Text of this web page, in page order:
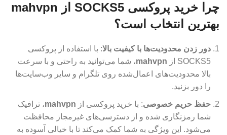
چرا خرید پروکسی SOCKS5 از mahvpn
بهترین انتخاب است؟
دور زدن محدودیت‌ها با کیفیت بالا: با استفاده از پروکسی
SOCKS5 از
mahvpn، شما می‌توانید به راحتی و با سرعت
بالا محدودیت‌های اعمال‌شده روی تلگرام و سایر وب‌سایت‌ها
را دور بزنید.
حفظ حریم خصوصی: با خرید پروکسی از mahvpn، ترافیک
شما رمزنگاری شده و از دسترسی‌های غیرمجاز محافظت
می‌شود. این ویژگی به شما کمک می‌کند تا با خیالی آسوده به